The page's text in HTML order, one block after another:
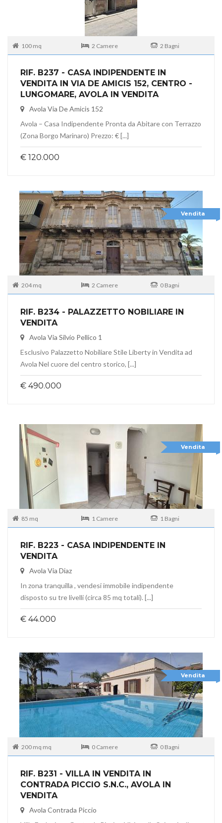
100 mq 2 Camere 2 Bagni
RIF. B237 - CASA INDIPENDENTE IN
VENDITA IN VIA DE AMICIS 152, CENTRO -
LUNGOMARE, AVOLA IN VENDITA
Avola Via De Amicis 152
Avola – Casa Indipendente Pronta da Abitare con Terrazzo
(Zona Borgo Marinaro) Prezzo: € [...]
€ 120.000
Vendita
204 mq 2 Camere 0 Bagni
RIF. B234 - PALAZZETTO NOBILIARE IN
VENDITA
Avola Via Silvio Pellico 1
Esclusivo Palazzetto Nobiliare Stile Liberty in Vendita ad
Avola Nel cuore del centro storico, [...]
€ 490.000
Vendita
85 mq 1 Camere 1 Bagni
RIF. B223 - CASA INDIPENDENTE IN
VENDITA
Avola Via Diaz
In zona tranquilla , vendesi immobile indipendente
disposto su tre livelli (circa 85 mq totali). [...]
€ 44.000
Vendita
200 mq mq 0 Camere 0 Bagni
RIF. B231 - VILLA IN VENDITA IN
CONTRADA PICCIO S.N.C., AVOLA IN
VENDITA
Avola Contrada Piccio